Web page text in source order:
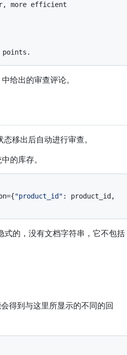
more efficient
给出的审查评论。
移出后自动进行审查。
的库存。
"product_id"
式的，没有文档字符串，它不包括
得到与这里所显示的不同的回